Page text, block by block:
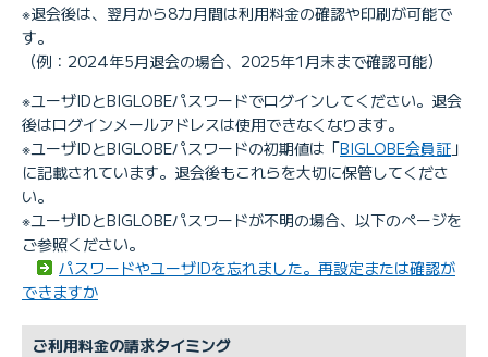
※退会後は、翌月から8カ月間は利用料金の確認や印刷が可能で
す。
（例：2024年5月退会の場合、2025年1月末まで確認可能）
※ユーザIDとBIGLOBEパスワードでログインしてください。退会
後はログインメールアドレスは使用できなくなります。
※ユーザIDとBIGLOBEパスワードの初期値は「BIGLOBE会員証 」
に記載されています。退会後もこれらを大切に保管してくださ
い。
※ユーザIDとBIGLOBEパスワードが不明の場合、以下のページを
ご参照ください。
パスワードやユーザIDを忘れました。再設定または確認が
できますか
ご利用料金の請求タイミング